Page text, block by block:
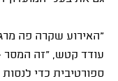
"האירוע שקרה פה
עודד קטש, "זה המסר
ספורטיבית כדי